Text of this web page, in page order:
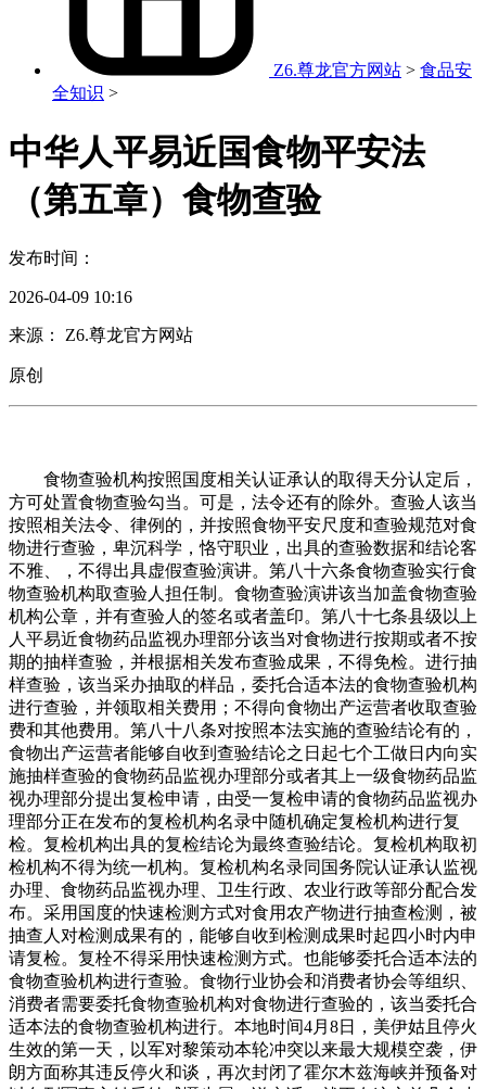
Z6.尊龙官方网站 > 食品安
全知识 >
中华人平易近国食物平安法
（第五章）食物查验
发布时间：
2026-04-09 10:16
来源： Z6.尊龙官方网站
原创
食物查验机构按照国度相关认证承认的取得天分认定后，
方可处置食物查验勾当。可是，法令还有的除外。查验人该当
按照相关法令、律例的，并按照食物平安尺度和查验规范对食
物进行查验，卑沉科学，恪守职业，出具的查验数据和结论客
不雅、，不得出具虚假查验演讲。第八十六条食物查验实行食
物查验机构取查验人担任制。食物查验演讲该当加盖食物查验
机构公章，并有查验人的签名或者盖印。第八十七条县级以上
人平易近食物药品监视办理部分该当对食物进行按期或者不按
期的抽样查验，并根据相关发布查验成果，不得免检。进行抽
样查验，该当采办抽取的样品，委托合适本法的食物查验机构
进行查验，并领取相关费用；不得向食物出产运营者收取查验
费和其他费用。第八十八条对按照本法实施的查验结论有的，
食物出产运营者能够自收到查验结论之日起七个工做日内向实
施抽样查验的食物药品监视办理部分或者其上一级食物药品监
视办理部分提出复检申请，由受一复检申请的食物药品监视办
理部分正在发布的复检机构名录中随机确定复检机构进行复
检。复检机构出具的复检结论为最终查验结论。复检机构取初
检机构不得为统一机构。复检机构名录同国务院认证承认监视
办理、食物药品监视办理、卫生行政、农业行政等部分配合发
布。采用国度的快速检测方式对食用农产物进行抽查检测，被
抽查人对检测成果有的，能够自收到检测成果时起四小时内申
请复检。复栓不得采用快速检测方式。也能够委托合适本法的
食物查验机构进行查验。食物行业协会和消费者协会等组织、
消费者需要委托食物查验机构对食物进行查验的，该当委托合
适本法的食物查验机构进行。本地时间4月8日，美伊姑且停火
生效的第一天，以军对黎策动本轮冲突以来最大规模空袭，伊
朗方面称其违反停火和谈，再次封闭了霍尔木兹海峡并预备对